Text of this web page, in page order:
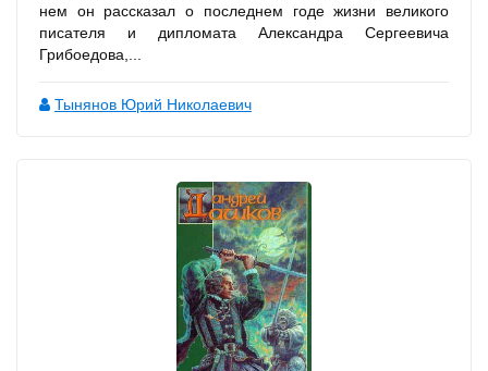
нем он рассказал о последнем годе жизни великого
писателя и дипломата Александра Сергеевича
Грибоедова,...
Тынянов Юрий Николаевич